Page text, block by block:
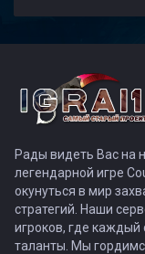
Рады видеть Вас на
легендарной игре
окунуться в мир
стратегий. Наши
игроков, где
таланты. Мы